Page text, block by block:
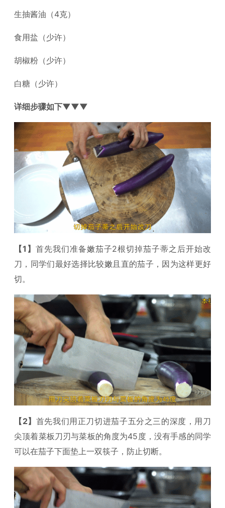
生抽酱油（4克）
食用盐（少许）
胡椒粉（少许）
白糖（少许）
详细步骤如下▼▼▼
【1】 首先我们准备嫩茄子2根切掉茄子蒂之后开始改
刀，同学们最好选择比较嫩且直的茄子，因为这样更好
切。
【2】 首先我们用正刀切进茄子五分之三的深度，用刀
尖顶着菜板刀刃与菜板的角度为45度，没有手感的同学
可以在茄子下面垫上一双筷子，防止切断。